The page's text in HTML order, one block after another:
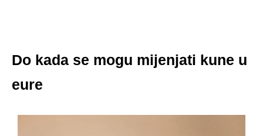
Do kada se mogu mijenjati kune u
eure